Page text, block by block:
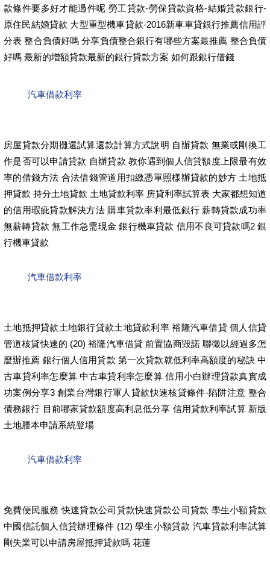
款條件要多好才能過件呢 勞工貸款-勞保貸款資格-結婚貸款銀行-
原住民結婚貸款 大型重型機車貸款-2016新車車貸銀行推薦信用評
分表 整合負債好嗎 分享負債整合銀行有哪些方案最推薦 整合負債
好嗎 最新的增額貸款最新的銀行貸款方案 如何跟銀行借錢
汽車借款利率
房屋貸款分期攤還試算還款計算方式說明 自辦貸款 無業或剛換工
作是否可以申請貸款 自辦貸款 教你遇到個人信貸額度上限最有效
率的借錢方法 合法借錢管道用扣繳憑單照樣辦貸款的妙方 土地抵
押貸款 持分土地貸款 土地貸款利率 房貸利率試算表 大家都想知道
的信用瑕疵貸款解決方法 購車貸款率利最低銀行 薪轉貸款成功率
無薪轉貸款 無工作急需現金 銀行機車貸款 信用不良可貸款嗎2 銀
行機車貸款
汽車借款利率
土地抵押貸款土地銀行貸款土地貸款利率 裕隆汽車借貸 個人信貸
管道核貸快速的 (20) 裕隆汽車借貸 前置協商毀諾 聯徵以經過多怎
麼辦推薦 銀行個人信用貸款 第一次貸款就低利率高額度的秘訣 中
古車貸利率怎麼算 中古車貸利率怎麼算 信用小白辦理貸款真實成
功案例分享3 創業台灣銀行軍人貸款快速核貸條件-陷阱注意 整合
債務銀行 目前哪家貸款額度高利息低分享 信用貸款利率試算 新版
土地謄本申請系統登場
汽車借款利率
免費便民服務 快速貸款公司貸款快速貸款公司貸款 學生小額貸款
中國信託個人信貸辦理條件 (12) 學生小額貸款 汽車貸款利率試算
剛失業可以申請房屋抵押貸款嗎 花蓮